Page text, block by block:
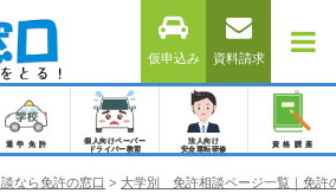
仮申込み 資料請求
通学免許
個人向けペーパー
ドライバー教習
法人向け
安全運転研修
資格講座
なら免許の窓口 > 大学別 免許相談ページ一覧｜免許